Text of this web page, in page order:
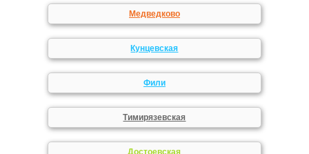
Медведково
Кунцевская
Фили
Тимирязевская
Достоевская